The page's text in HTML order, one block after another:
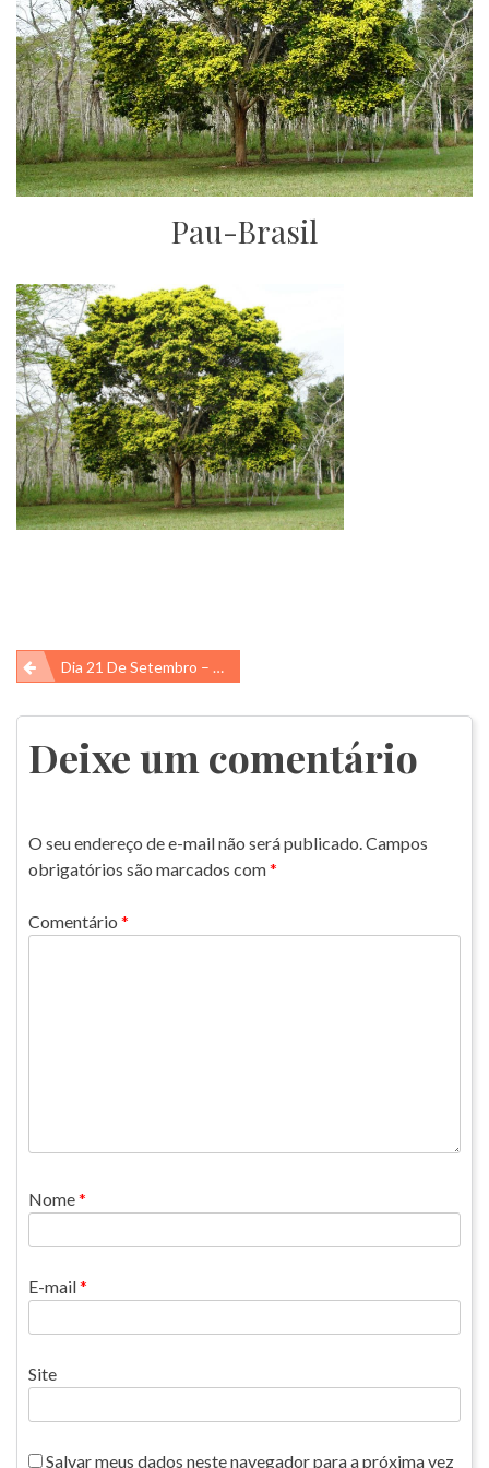
Pau-Brasil
Navegação
de
Post
Dia 21 De Setembro – Dia Da Árvore
Deixe um comentário
O seu endereço de e-mail não será publicado.Campos
obrigatórios são marcados com*
Comentário *
Nome*
E-mail*
Site
Salvar meus dados neste navegador para a próxima vez